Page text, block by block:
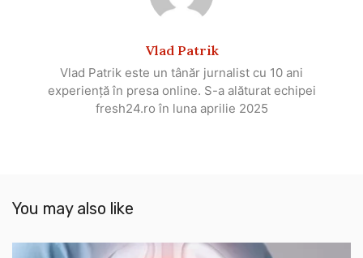
Vlad Patrik
Vlad Patrik este un tânăr jurnalist cu 10 ani
experiență în presa online. S-a alăturat echipei
fresh24.ro în luna aprilie 2025
You may also like